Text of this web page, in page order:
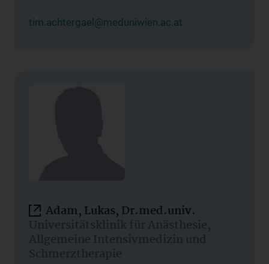
tim.achtergael@meduniwien.ac.at
Adam, Lukas, Dr.med.univ.
Universitätsklinik für Anästhesie,
Allgemeine Intensivmedizin und
Schmerztherapie